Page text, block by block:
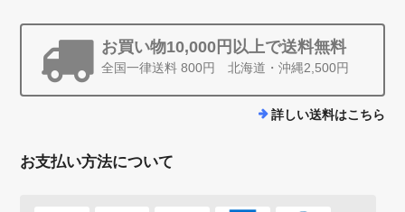
お買い物10,000円以上で送料無料
全国一律送料 800円 北海道・沖縄2,500円
詳しい送料はこちら
お支払い方法について